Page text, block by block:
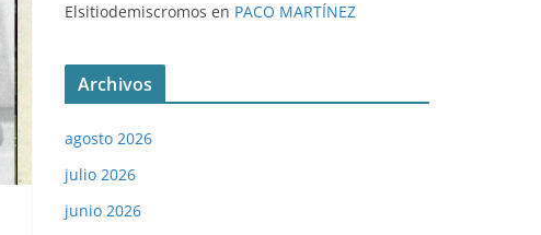
Elsitiodemiscromos en PACO MARTÍNEZ
Archivos
agosto 2026
julio 2026
junio 2026